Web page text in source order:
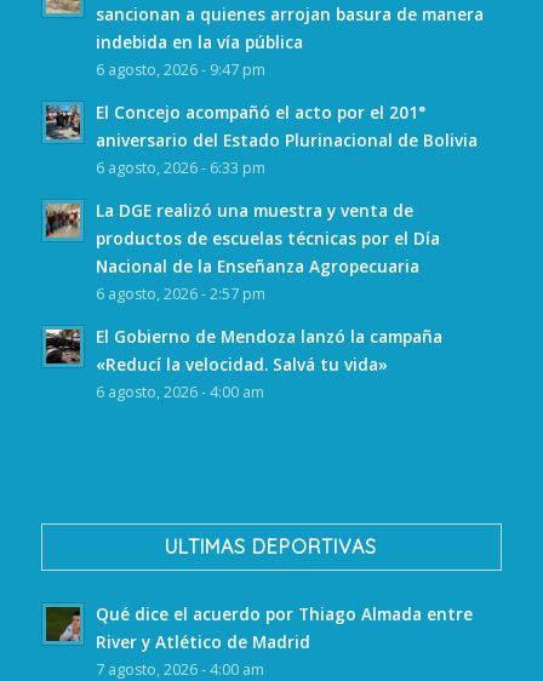
sancionan a quienes arrojan basura de manera
indebida en la vía pública
6 agosto, 2026 - 9:47 pm
El Concejo acompañó el acto por el 201°
aniversario del Estado Plurinacional de Bolivia
6 agosto, 2026 - 6:33 pm
La DGE realizó una muestra y venta de
productos de escuelas técnicas por el Día
Nacional de la Enseñanza Agropecuaria
6 agosto, 2026 - 2:57 pm
El Gobierno de Mendoza lanzó la campaña
«Reducí la velocidad. Salvá tu vida»
6 agosto, 2026 - 4:00 am
ULTIMAS DEPORTIVAS
Qué dice el acuerdo por Thiago Almada entre
River y Atlético de Madrid
7 agosto, 2026 - 4:00 am